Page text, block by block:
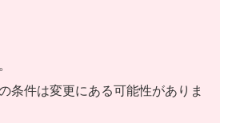
条件は変更にある可能性がありま